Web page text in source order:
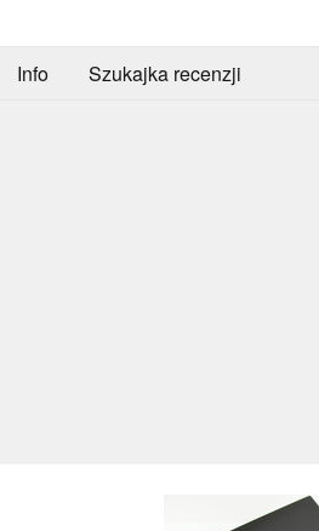
Info Szukajka recenzji